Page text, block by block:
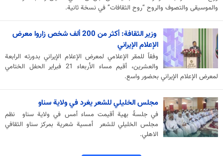
والموسيقى والتصوف والروح “روح الثقافات” في نسخة ثانية.
وزير الثقافة: أكثر من 200 ألف شخص زاروا معرض
الإعلام الإيراني
وفقاً للمقر الإعلامي لمعرض الإعلام الإيراني بدورته الرابعة
والعشرين، أقيم مساء الأربعاء 21 فبراير الحفل الختامي
لمعرض الإعلام الإيراني بحضور واسع.
مجلس الخليلي للشعر يغرد في ولاية سناو
في جلسةً بهية أقيمت مساء أمس في ولاية سناو نظم
مجلس الخليلي للشعر أمسية شعرية بمركز سناو الثقافي
الاهلي.